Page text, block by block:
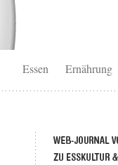
Essen Ernährung